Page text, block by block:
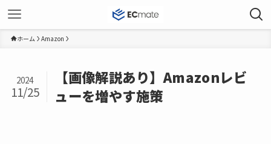
ホーム Amazon
【画像解説あり】Amazonレビ
ューを増やす施策
2024
11/25